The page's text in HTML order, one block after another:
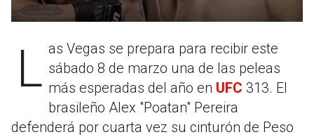
Las Vegas se prepara para recibir este sábado 8 de marzo una de las peleas
más esperadas del año en UFC 313. El
brasileño Alex "Poatan" Pereira
defenderá por cuarta vez su cinturón de Peso